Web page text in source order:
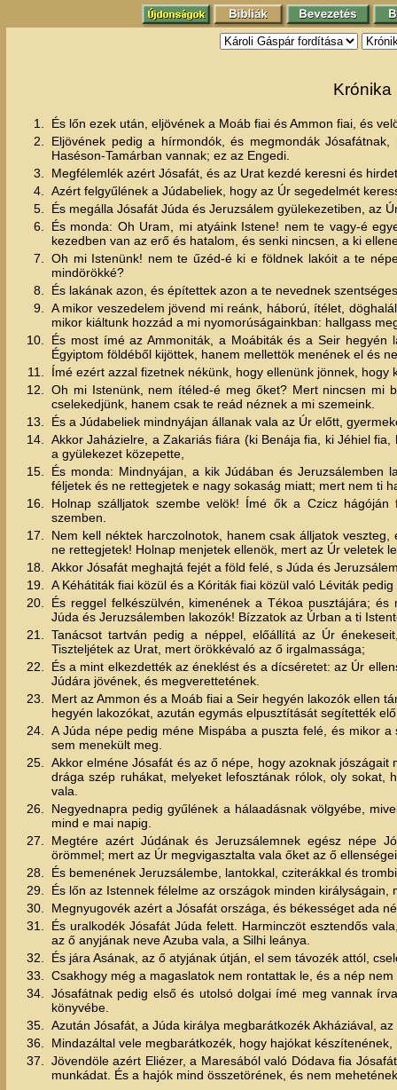
Krónika
1.
És lőn ezek után, eljövének a Moáb fiai és Ammon fiai, és
2.
Eljövének pedig a hírmondók, és megmondák
Haséson-Tamárban vannak; ez az Engedi.
3.
Megfélemlék azért Jósafát, és az Urat kezdé keresni és
4.
Azért felgyűlének a Júdabeliek, hogy az Úr segedelmét
5.
És megálla Jósafát Júda és Jeruzsálem gyülekezetiben, az
6.
És monda: Oh Uram, mi atyáink Istene! nem te vagy-é
kezedben van az erő és hatalom, és senki nincsen, a ki
7.
Oh mi Istenünk! nem te űzéd-é ki e földnek lakóit a te
mindörökké?
8.
És lakának azon, és építettek azon a te nevednek
9.
A mikor veszedelem jövend mi reánk, háború, ítélet,
mikor kiáltunk hozzád a mi nyomorúságainkban: hallgass
10.
És most ímé az Ammoniták, a Moábiták és a Seir
Égyiptom földéből kijöttek, hanem mellettök menének el és
11.
Ímé ezért azzal fizetnek nékünk, hogy ellenünk jönnek,
12.
Oh mi Istenünk, nem ítéled-é meg őket? Mert nincsen mi
cselekedjünk, hanem csak te reád néznek a mi szemeink.
13.
És a Júdabeliek mindnyájan állanak vala az Úr előtt,
14.
Akkor Jaházielre, a Zakariás fiára (ki Benája fia, ki Jéhiel
a gyülekezet közepette,
15.
És monda: Mindnyájan, a kik Júdában és
féljetek és ne rettegjetek e nagy sokaság miatt; mert nem ti
16.
Holnap szálljatok szembe velök! Ímé ők a Czicz
szemben.
17.
Nem kell néktek harczolnotok, hanem csak álljatok
ne rettegjetek! Holnap menjetek ellenök, mert az Úr veletek
18.
Akkor Jósafát meghajtá fejét a föld felé, s Júda és
19.
A Kéhátiták fiai közül és a Kóriták fiai közül való Léviták
20.
És reggel felkészülvén, kimenének a Tékoa pusztájára;
Júda és Jeruzsálemben lakozók! Bízzatok az Úrban a ti
21.
Tanácsot tartván pedig a néppel, előállítá az Úr
Tiszteljétek az Urat, mert örökkévaló az ő irgalmassága;
22.
És a mint elkezdették az éneklést és a dícséretet: az Úr
Júdára jövének, és megverettetének.
23.
Mert az Ammon és a Moáb fiai a Seir hegyén lakozók ellen
hegyén lakozókat, azután egymás elpusztítását segítették
24.
A Júda népe pedig méne Mispába a puszta felé, és mikor
sem menekült meg.
25.
Akkor elméne Jósafát és az ő népe, hogy azoknak
drága szép ruhákat, melyeket lefosztának rólok, oly sokat,
vala.
26.
Negyednapra pedig gyűlének a hálaadásnak völgyébe,
mind e mai napig.
27.
Megtére azért Júdának és Jeruzsálemnek egész népe
örömmel; mert az Úr megvigasztalta vala őket az ő
28.
És bemenének Jeruzsálembe, lantokkal, cziterákkal és
29.
És lőn az Istennek félelme az országok minden
30.
Megnyugovék azért a Jósafát országa, és békességet ada
31.
És uralkodék Jósafát Júda felett. Harminczöt esztendős
az ő anyjának neve Azuba vala, a Silhi leánya.
32.
És jára Asának, az ő atyjának útján, el sem távozék attól,
33.
Csakhogy még a magaslatok nem rontattak le, és a nép
34.
Jósafátnak pedig első és utolsó dolgai ímé meg vannak
könyvébe.
35.
Azután Jósafát, a Júda királya megbarátkozék Akháziával,
36.
Mindazáltal vele megbarátkozék, hogy hajókat
37.
Jövendöle azért Eliézer, a Maresából való Dódava fia
munkádat. És a hajók mind összetörének, és nem